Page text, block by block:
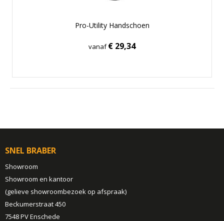
Pro-Utility Handschoen
vanaf€ 29,34
SNEL BRABER
Showroom
Showroom en kantoor
(gelieve showroombezoek op afspraak)
Beckumerstraat 450
7548 PV Enschede